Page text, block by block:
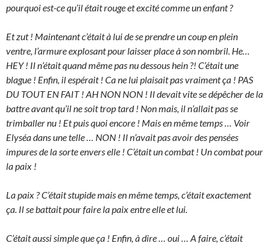
pourquoi est-ce qu’il était rouge et excité comme un enfant ?
Et zut ! Maintenant c’était à lui de se prendre un coup en plein
ventre, l’armure explosant pour laisser place à son nombril. He…
HEY ! Il n’était quand même pas nu dessous hein ?! C’était une
blague ! Enfin, il espérait ! Ca ne lui plaisait pas vraiment ça ! PAS
DU TOUT EN FAIT ! AH NON NON ! Il devait vite se dépêcher de la
battre avant qu’il ne soit trop tard ! Non mais, il n’allait pas se
trimballer nu ! Et puis quoi encore ! Mais en même temps … Voir
Elyséa dans une telle … NON ! Il n’avait pas avoir des pensées
impures de la sorte envers elle ! C’était un combat ! Un combat pour
la paix !
La paix ? C’était stupide mais en même temps, c’était exactement
ça. Il se battait pour faire la paix entre elle et lui.
C’était aussi simple que ça ! Enfin, à dire … oui … A faire, c’était